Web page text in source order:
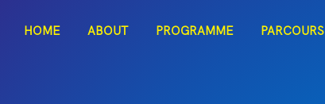
ITAC
HOME ABOUT PROGRAMME PARCOURS
Dark Mode